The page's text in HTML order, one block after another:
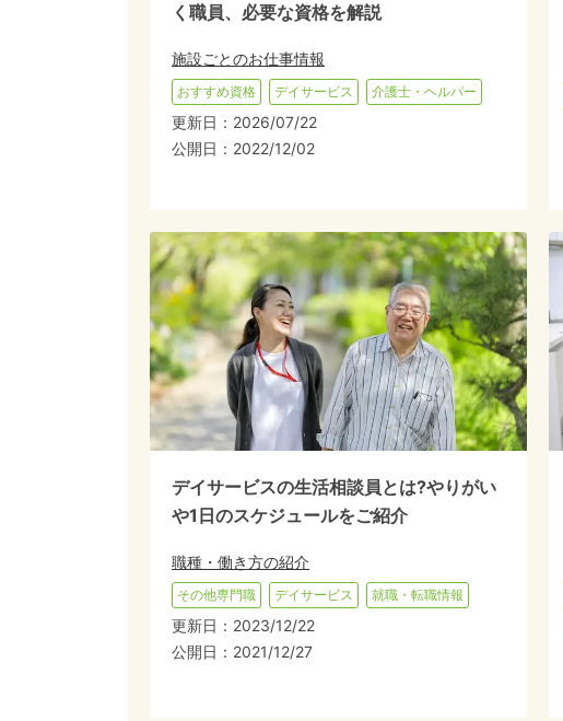
く職員、必要な資格を解説
施設ごとのお仕事情報
おすすめ資格 デイサービス 介護士・ヘルパー
更新日： 2026/07/22
公開日： 2022/12/02
デイサービスの生活相談員とは?やりがい
や1日のスケジュールをご紹介
職種・働き方の紹介
その他専門職 デイサービス 就職・転職情報
更新日： 2023/12/22
公開日： 2021/12/27